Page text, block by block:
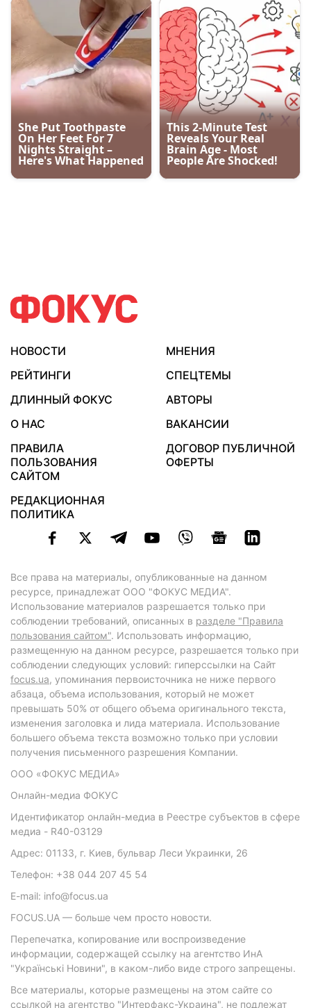
НОВОСТИ
МНЕНИЯ
РЕЙТИНГИ
СПЕЦТЕМЫ
ДЛИННЫЙ ФОКУС
АВТОРЫ
О НАС
ВАКАНСИИ
ПРАВИЛА
ПОЛЬЗОВАНИЯ
САЙТОМ
ДОГОВОР ПУБЛИЧНОЙ
ОФЕРТЫ
РЕДАКЦИОННАЯ
ПОЛИТИКА
Все права на материалы, опубликованные на данном
ресурсе, принадлежат ООО "ФОКУС МЕДИА".
Использование материалов разрешается только при
соблюдении требований, описанных в разделе "Правила
пользования сайтом". Использовать информацию,
размещенную на данном ресурсе, разрешается только при
соблюдении следующих условий: гиперссылки на Сайт
focus.ua, упоминания первоисточника не ниже первого
абзаца, объема использования, который не может
превышать 50% от общего объема оригинального текста,
изменения заголовка и лида материала. Использование
большего объема текста возможно только при условии
получения письменного разрешения Компании.
ООО «ФОКУС МЕДИА»
Онлайн-медиа ФОКУС
Идентификатор онлайн-медиа в Реестре субъектов в сфере
медиа - R40-03129
Адрес: 01133, г. Киев, бульвар Леси Украинки, 26
Телефон: +38 044 207 45 54
E-mail: info@focus.ua
FOCUS.UA — больше чем просто новости.
Перепечатка, копирование или воспроизведение
информации, содержащей ссылку на агентство ИнА
"Українські Новини", в каком-либо виде строго запрещены.
Все материалы, которые размещены на этом сайте со
ссылкой на агентство "Интерфакс-Украина", не подлежат